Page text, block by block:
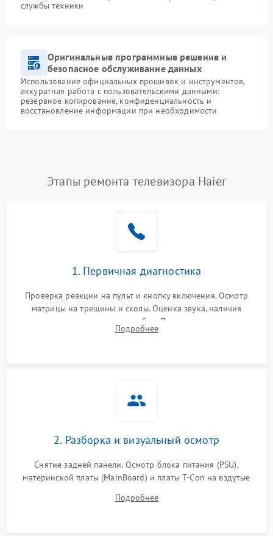
службы техники
Оригинальные программные решение и
безопасное обслуживание данных
Использование официальных прошивок и инструментов,
аккуратная работа с пользовательскими данными:
резервное копирование, конфиденциальность и
восстановление информации при необходимости
Этапы ремонта телевизора Haier
1. Первичная диагностика
Проверка реакции на пульт и кнопку включения. Осмотр
матрицы на трещины и сколы. Оценка звука, наличия
подсветки и индикаторов ошибок. Подключение тестовых
источников сигнала для выявления симптомов поломки.
Подробнее
2. Разборка и визуальный осмотр
Снятие задней панели. Осмотр блока питания (PSU),
материнской платы (MainBoard) и платы T-Con на вздутые
Проверка надежности фиксации и целостности шлейфов.
Подробнее